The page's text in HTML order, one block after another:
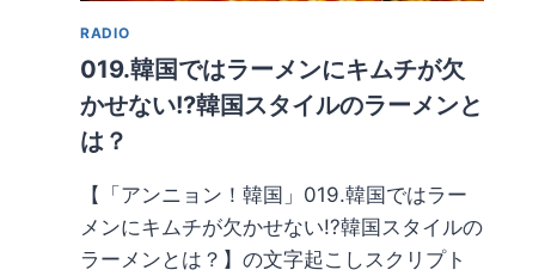
気
チ
ル
ン
の
RADIO
019.韓国ではラーメンにキムチが欠
かせない!?韓国スタイルのラーメンと
は？
【「アンニョン！韓国」019.韓国ではラー
メンにキムチが欠かせない!?韓国スタイルの
ラーメンとは？】の文字起こしスクリプト